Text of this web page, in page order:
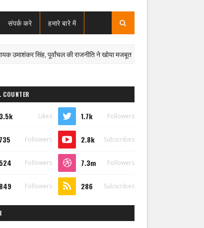
संपर्क करे हमारे बारे में
सिंह, पूर्वांचल की राजनीति ने खोया मजबूत जननेता
COUNTER
3.5k Likes 1.7k Followers
735 Followers 2.8k Subscribes
524 Followers 7.3m Followers
849 Followers 286 Subscribes